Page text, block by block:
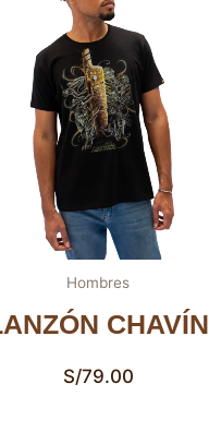
Hombres
CHAVÍN
S/79.00